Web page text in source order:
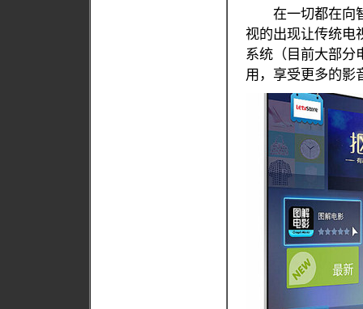
在一切都在向智
视的出现让传统电
系统（目前大部分
用，享受更多的影